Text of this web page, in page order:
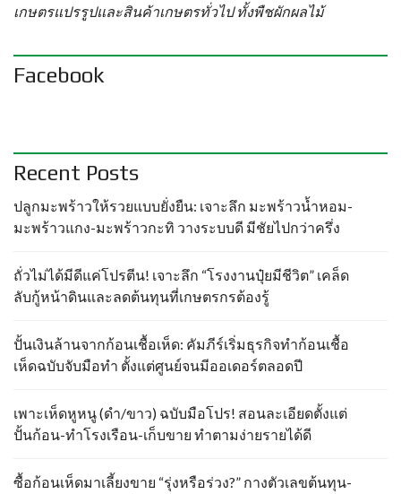
เกษตรแปรรูปและสินค้าเกษตรทั่วไป ทั้งพืชผักผลไม้
Facebook
Recent Posts
ปลูกมะพร้าวให้รวยแบบยั่งยืน: เจาะลึก มะพร้าวน้ำหอม-
มะพร้าวแกง-มะพร้าวกะทิ วางระบบดี มีชัยไปกว่าครึ่ง
ถั่วไม่ได้มีดีแค่โปรตีน! เจาะลึก “โรงงานปุ๋ยมีชีวิต” เคล็ด
ลับกู้หน้าดินและลดต้นทุนที่เกษตรกรต้องรู้
ปั้นเงินล้านจากก้อนเชื้อเห็ด: คัมภีร์เริ่มธุรกิจทำก้อนเชื้อ
เห็ดฉบับจับมือทำ ตั้งแต่ศูนย์จนมีออเดอร์ตลอดปี
เพาะเห็ดหูหนู (ดำ/ขาว) ฉบับมือโปร! สอนละเอียดตั้งแต่
ปั้นก้อน-ทำโรงเรือน-เก็บขาย ทำตามง่ายรายได้ดี
ซื้อก้อนเห็ดมาเลี้ยงขาย “รุ่งหรือร่วง?” กางตัวเลขต้นทุน-